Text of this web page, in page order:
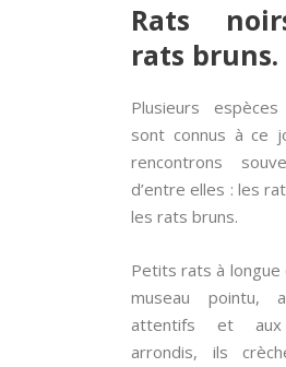
Rats
rats bruns.
Plusieurs
sont connus à ce
rencontrons
d’entre elles : les
les rats bruns.
Petits rats à longue
museau pointu,
attentifs et aux
arrondis, ils